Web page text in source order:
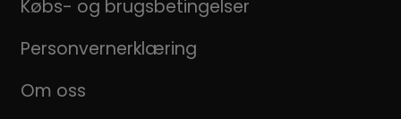
Købs- og brugsbetingelser
Personvernerklæring
Om oss